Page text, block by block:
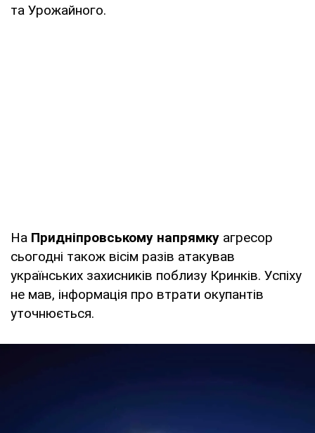
та Урожайного.
На Придніпровському напрямку агресор
сьогодні також вісім разів атакував
українських захисників поблизу Кринків. Успіху
не мав, інформація про втрати окупантів
уточнюється.